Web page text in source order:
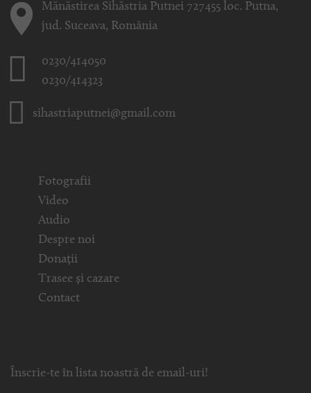
Mănăstirea Sihăstria Putnei 727455 loc. Putna,
jud. Suceava, România
0230/414050
0230/414323
sihastriaputnei@gmail.com
Fotografii
Video
Audio
Despre noi
Donații
Trasee și cazare
Contact
Înscrie-te în lista noastră de email-uri!